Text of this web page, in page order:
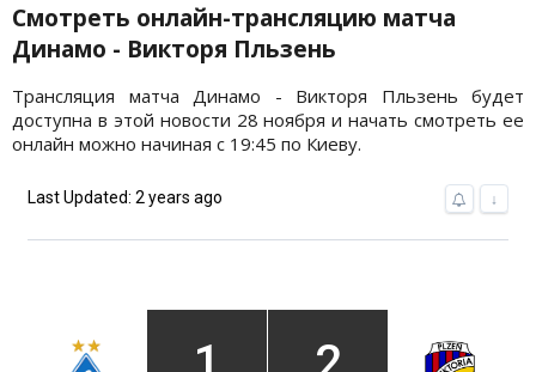
Смотреть онлайн-трансляцию матча
Динамо - Викторя Пльзень
Трансляция матча Динамо - Викторя Пльзень будет
доступна в этой новости 28 ноября и начать смотреть ее
онлайн можно начиная с 19:45 по Киеву.